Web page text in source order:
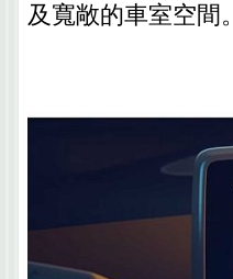
及寬敞的車室空間。